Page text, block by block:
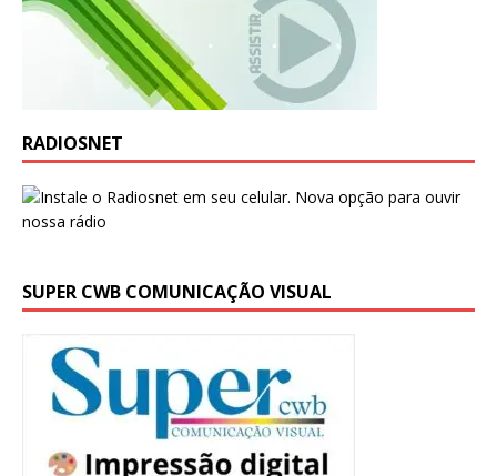
RADIOSNET
SUPER CWB COMUNICAÇÃO VISUAL